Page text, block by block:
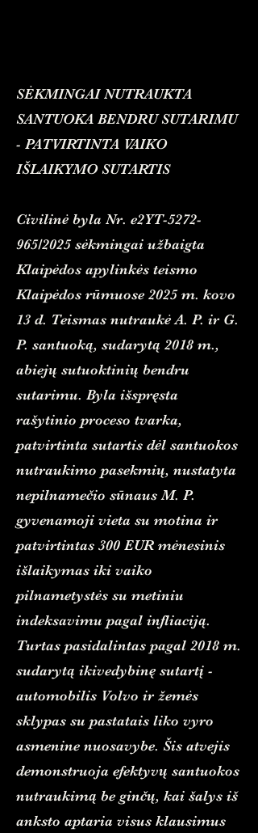
SĖKMINGAI NUTRAUKTA
SANTUOKA BENDRU SUTARIMU
- PATVIRTINTA VAIKO
IŠLAIKYMO SUTARTIS
Civilinė byla Nr. e2YT-5272-
965/2025 sėkmingai užbaigta
Klaipėdos apylinkės teismo
Klaipėdos rūmuose 2025 m. kovo
13 d. Teismas nutraukė A. P. ir G.
P. santuoką, sudarytą 2018 m.,
abiejų sutuoktinių bendru
sutarimu. Byla išspręsta
rašytinio proceso tvarka,
patvirtinta sutartis dėl santuokos
nutraukimo pasekmių, nustatyta
nepilnamečio sūnaus M. P.
gyvenamoji vieta su motina ir
patvirtintas 300 EUR mėnesinis
išlaikymas iki vaiko
pilnametystės su metiniu
indeksavimu pagal infliaciją.
Turtas pasidalintas pagal 2018 m.
sudarytą ikivedybinę sutartį -
automobilis Volvo ir žemės
sklypas su pastatais liko vyro
asmenine nuosavybe. Šis atvejis
demonstruoja efektyvų santuokos
nutraukimą be ginčų, kai šalys iš
anksto aptaria visus klausimus